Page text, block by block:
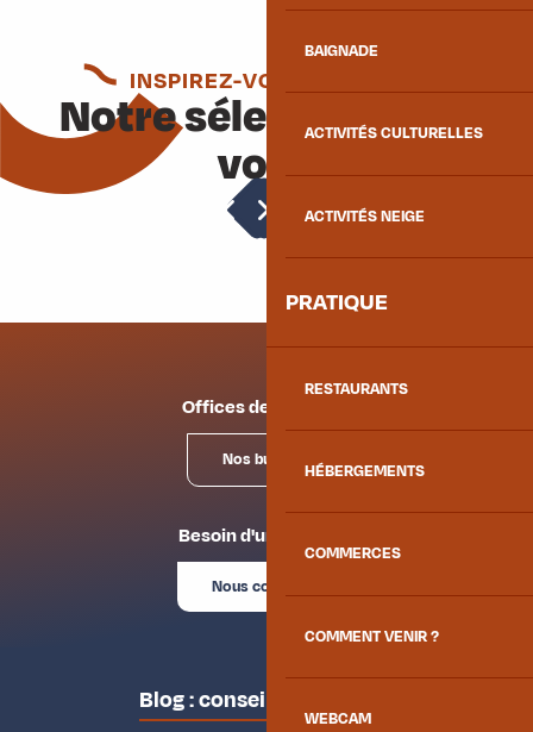
BAIGNADE
ACTIVITÉS CULTURELLES
ACTIVITÉS NEIGE
PRATIQUE
RESTAURANTS
HÉBERGEMENTS
COMMERCES
COMMENT VENIR ?
WEBCAM
INSPIREZ-VOUS ENCORE
Notre sélection pour
vous
Histoire de la maison de Savoie
Offices de tourisme
Nos bureaux
Besoin d'un conseil ?
Nous contacter
Blog : conseils des locaux